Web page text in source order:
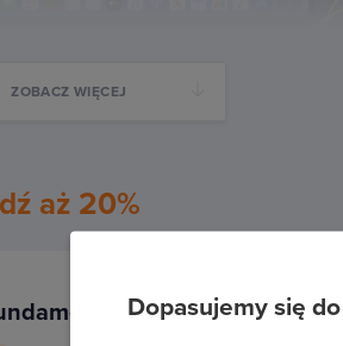
nawigacji
ZOBACZ WIĘCEJ
aż 20%
programowania w
Dopasujemy się do